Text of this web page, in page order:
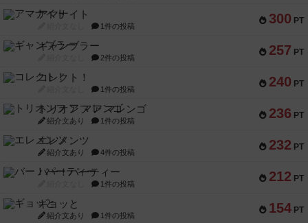
300 PT
アマナイト
1件の投稿
257 PT
ギャンブラー
2件の投稿
240 PT
コレクト！
1件の投稿
236 PT
トリオンフ ア マレンゴ
紹介文あり 1件の投稿
232 PT
エレメンツ
紹介文あり 4件の投稿
212 PT
バー！パーティー
1件の投稿
154 PT
ギョッと
紹介文あり 1件の投稿